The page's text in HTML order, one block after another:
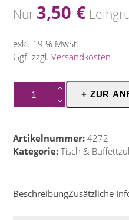
Nur 3,50 €
exkl. 19 % MwSt.
Ggf. zzgl.Versandkosten
Thermoskanne
Silber
+ ZUR
Artikelnummer:4272
Kategorie:Tisch &
BeschreibungZusätzliche